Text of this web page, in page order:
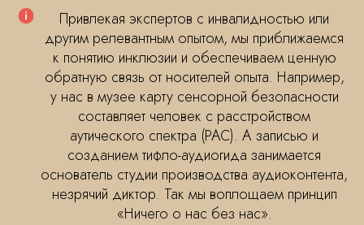
Привлекая экспертов с инвалидностью или
другим релевантным опытом, мы приближаемся
к понятию инклюзии и обеспечиваем ценную
обратную связь от носителей опыта. Например,
у нас в музее карту сенсорной безопасности
составляет человек с расстройством
аутического спектра (РАС). А записью и
созданием тифло-аудиогида занимается
основатель студии производства аудиоконтента,
незрячий диктор. Так мы воплощаем принцип
«Ничего о нас без нас».